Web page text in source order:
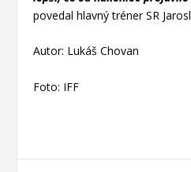
povedal hlavný tréner SR
Autor: Lukáš Chovan
Foto: IFF